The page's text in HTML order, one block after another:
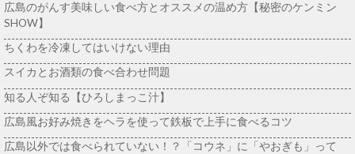
広島のがんす美味しい食べ方とオススメの温め方【秘密のケンミン
SHOW】
ちくわを冷凍してはいけない理由
スイカとお酒類の食べ合わせ問題
知る人ぞ知る【ひろしまっこ汁】
広島風お好み焼きをヘラを使って鉄板で上手に食べるコツ
広島以外では食べられていない！？「コウネ」に「やおぎも」って